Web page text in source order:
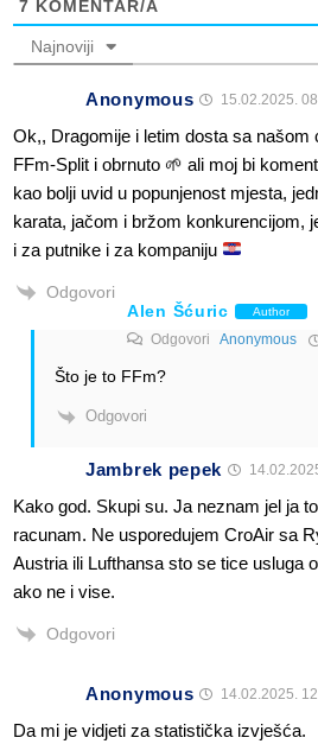
7 KOMENTAR/A
Najnoviji
Anonymous 15.02.2025.
Ok,, Dragomije i letim dosta sa našom
FFm-Split i obrnuto 🌱 ali moj bi
kao bolji uvid u popunjenost mjesta,
karata, jačom i bržom konkurencijom,
i za putnike i za kompaniju
Odgovori
Alen Šćuric
Author
Odgovori Anonymous
Što je to FFm?
Odgovori
Jambrek pepek
Kako god. Skupi su. Ja neznam jel ja
racunam. Ne usporedujem CroAir sa
Austria ili Lufthansa sto se tice usluga
ako ne i vise.
Odgovori
Anonymous 14.02.2025.
Da mi je vidjeti za statistička izvješća.